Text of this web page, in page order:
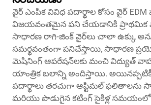
వైర్ ఎంపిక వివిధ పదార్థాల కోసం వైర్
విజయవంతమైన పని చేయడానికి ప్రాథమిక
సాధారణ రాగి-జింక్ వైర్‌లు చాలా ఉక్కు
సమర్థవంతంగా పనిచేస్తాయి, సాధారణ
మెషినింగ్ ఆపరేషన్‌లకు మంచి విద్యుత్
యాంత్రిక బలాన్ని అందిస్తాయి. అయినప్పటికీ,
పదార్థాలు తరచుగా ఆప్టిమల్ ఫలితాలను
మరియు పొడుగైన కటింగ్ సైకిళ్ల సమయంలో